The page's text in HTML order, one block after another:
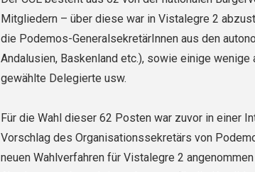
Mitgliedern – über diese war in Vistalegre 2
die Podemos-GeneralsekretärInnen aus den
Andalusien, Baskenland etc.), sowie einige
gewählte Delegierte usw.
Für die Wahl dieser 62 Posten war zuvor in einer
Vorschlag des Organisationssekretärs von
neuen Wahlverfahren für Vistalegre 2